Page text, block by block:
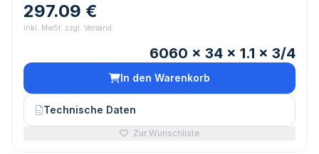
297.09 €
inkl. MwSt. zzgl. Versand
6060 x 34 x 1.1 x 3/4
In den Warenkorb
Technische Daten
Zur Wunschliste